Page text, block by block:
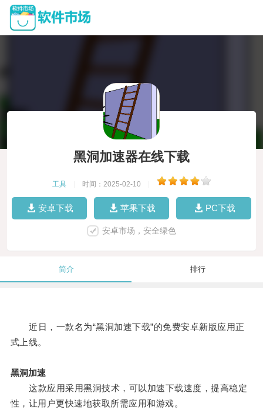
黑洞加速器在线下载
工具 时间：2025-02-10
安卓下载 苹果下载 PC下载
安卓市场，安全绿色
简介 排行
近日，一款名为“黑洞加速下载”的免费安卓新版应用正
式上线。
黑洞加速
这款应用采用黑洞技术，可以加速下载速度，提高稳定
性，让用户更快速地获取所需应用和游戏。